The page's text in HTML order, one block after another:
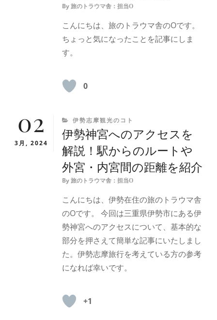
By 旅のトラウマ舎：担当O
こんにちは、旅のトラウマ舎のOです。
ちょっと気になったことを記事にしま
す。
0
02
3月, 2024
CATEGORIES
伊勢志摩観光のコト
伊勢神宮へのアクセスを
解説！駅からのルートや
外宮・内宮間の距離を紹介
By 旅のトラウマ舎：担当O
こんにちは、伊勢在住の旅のトラウマ舎
のOです。 今回は三重県伊勢市にある伊
勢神宮へのアクセスについて、基本的な
部分を押さえて簡単な記事にいたしまし
た。伊勢志摩旅行を考えている方の参考
になれば幸いです。
+1